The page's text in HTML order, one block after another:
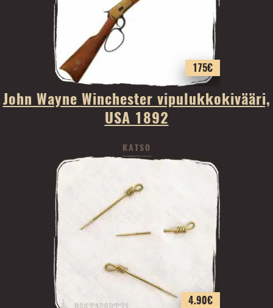
175€
John Wayne Winchester vipulukkokivääri,
USA 1892
KATSO
4.90€